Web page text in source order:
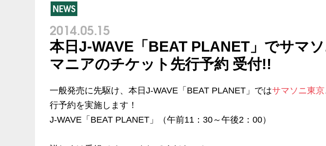
NEWS
2014.05.15
本日J-WAVE「BEAT PLANET」でサマ
マニアのチケット先行予約 受付!!
一般発売に先駆け、本日J-WAVE「BEAT PLANET」ではサマソニ東京
行予約を実施します！
J-WAVE「BEAT PLANET」（午前11：30～午後2：00）